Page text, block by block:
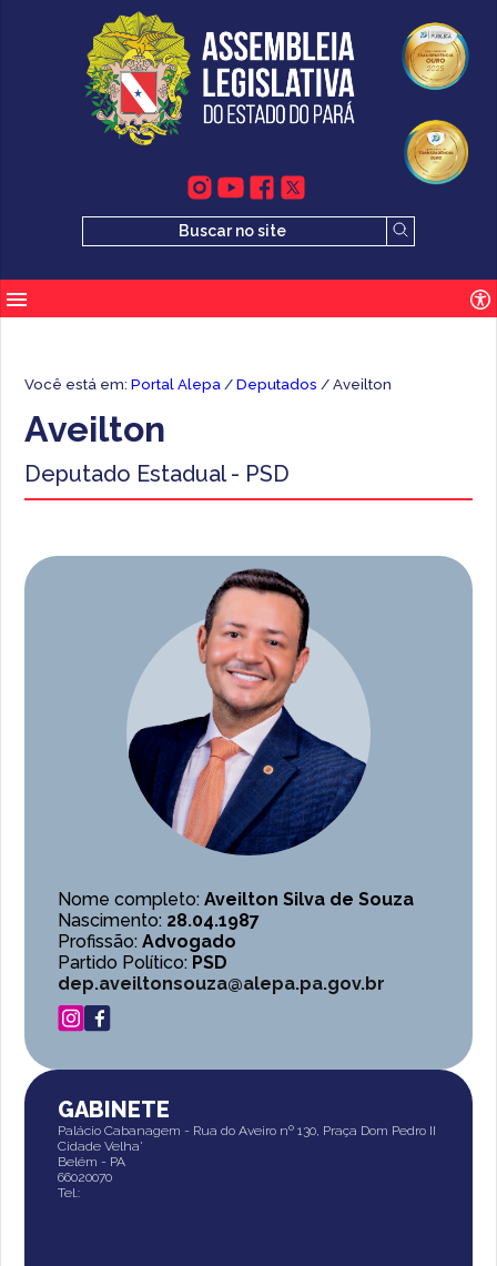
Você está em:Portal Alepa /Deputados / Aveilton
Aveilton
Deputado Estadual - PSD
Nome completo:Aveilton Silva de Souza
Nascimento: 28.04.1987
Profissão:Advogado
Partido Político: PSD
dep.aveiltonsouza@alepa.pa.gov.br
GABINETE
Palácio Cabanagem - Rua do Aveiro nº 130, Praça Dom Pedro II
Cidade Velha'
Belém - PA
66020070
Tel.: